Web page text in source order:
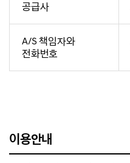
공급사
A/S 책임자와
전화번호
이용안내